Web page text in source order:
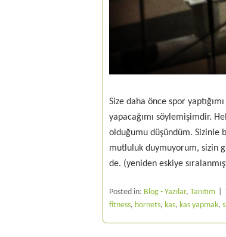
Size daha önce spor
yapacağımı söylemişimdir.
olduğumu düşündüm. Sizinle
mutluluk duymuyorum, sizin
de. (yeniden eskiye
Posted in: Blog - Yazılar, Tanıtım
fitness, hornets, kas, kas yapmak,